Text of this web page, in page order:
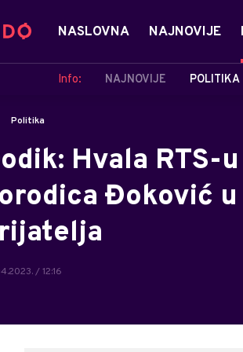
NASLOVNA NAJNOVIJE
Info: NAJNOVIJE POLITIKA
Politika
Hvala RTS-
Đoković
/ 12:16